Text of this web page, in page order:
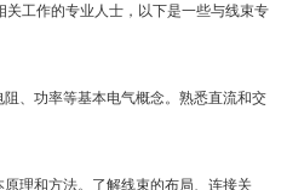
工作的专业人士，以下是一些与线束专
、功率等基本电气概念。熟悉直流和交
理和方法。了解线束的布局、连接关